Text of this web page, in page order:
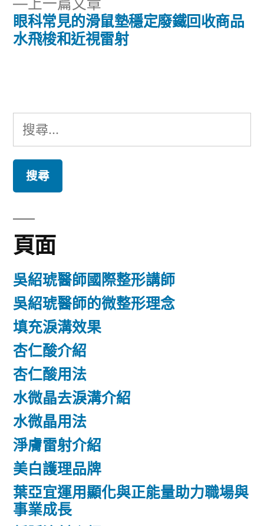
導
覽
上一篇文章
一
篇
眼科常見的滑鼠墊穩定廢鐵回收商品
水飛梭和近視雷射
搜
尋
鍵
字:
頁面
吳紹琥醫師國際整形講師
吳紹琥醫師的微整形理念
填充淚溝效果
杏仁酸介紹
杏仁酸用法
水微晶去淚溝介紹
水微晶用法
淨膚雷射介紹
美白護理品牌
葉亞宜運用顯化與正能量助力職場與
事業成長